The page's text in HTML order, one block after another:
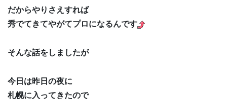
だからやりさえすれば
秀でてきてやがてプロになるんです
そんな話をしましたが
今日は昨日の夜に
札幌に入ってきたので